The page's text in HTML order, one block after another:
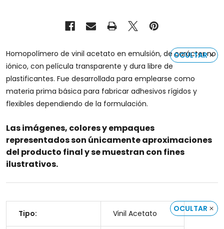
OCULTAR
Homopolímero de vinil acetato en emulsión, de carácter no
iónico, con película transparente y dura libre de
plastificantes. Fue desarrollada para emplearse como
materia prima básica para fabricar adhesivos rígidos y
flexibles dependiendo de la formulación.
Las imágenes, colores y empaques
representados son únicamente aproximaciones
del producto final y se muestran con fines
ilustrativos.
OCULTAR
Tipo: Vinil Acetato